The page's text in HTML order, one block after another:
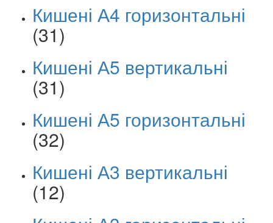
Кишені А4 горизонтальні
(31)
Кишені А5 вертикальні
(31)
Кишені А5 горизонтальні
(32)
Кишені А3 вертикальні
(12)